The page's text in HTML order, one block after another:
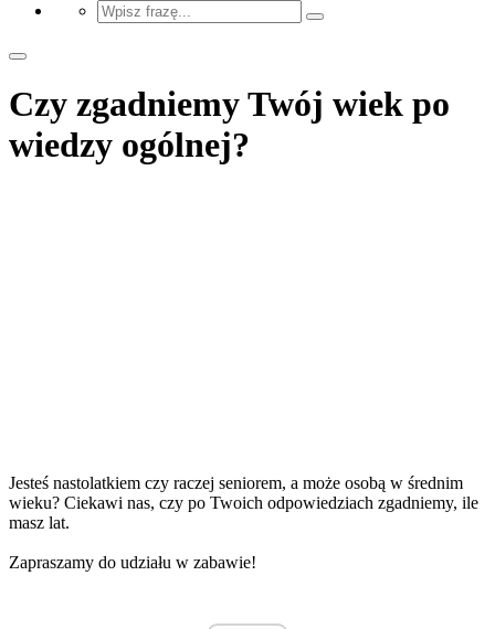
Czy zgadniemy Twój wiek po
wiedzy ogólnej?
Jesteś nastolatkiem czy raczej seniorem, a może osobą w średnim
wieku? Ciekawi nas, czy po Twoich odpowiedziach zgadniemy, ile
masz lat.
Zapraszamy do udziału w zabawie!